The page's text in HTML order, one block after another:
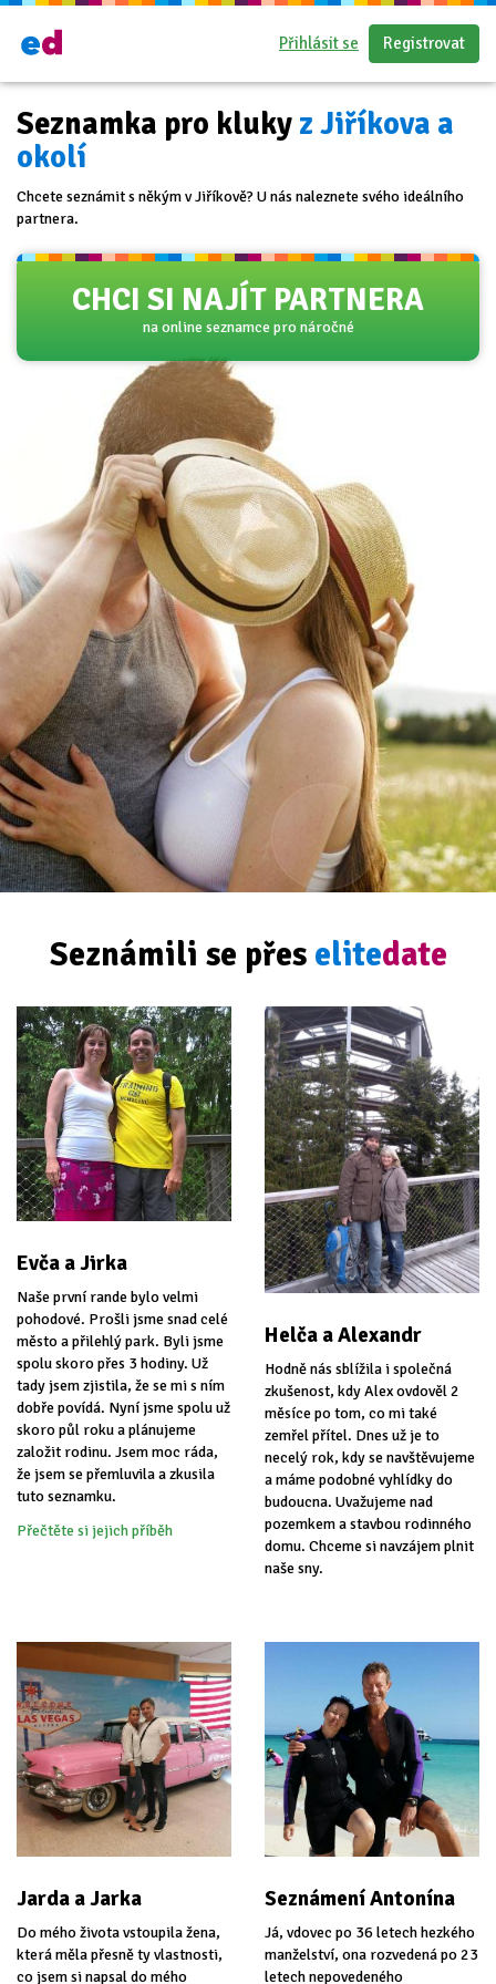
Přihlásit se Registrovat
Seznamka pro kluky z Jiříkova a
okolí
Chcete seznámit s někým v Jiříkově? U nás naleznete svého ideálního
partnera.
CHCI SI NAJÍT PARTNERA
na online seznamce pro náročné
Seznámili se přes elitedate
Evča a Jirka
Naše první rande bylo velmi
pohodové. Prošli jsme snad celé
město a přilehlý park. Byli jsme
spolu skoro přes 3 hodiny. Už
tady jsem zjistila, že se mi s ním
dobře povídá. Nyní jsme spolu už
skoro půl roku a plánujeme
založit rodinu. Jsem moc ráda,
že jsem se přemluvila a zkusila
tuto seznamku.
Přečtěte si jejich příběh
Helča a Alexandr
Hodně nás sblížila i společná
zkušenost, kdy Alex ovdověl 2
měsíce po tom, co mi také
zemřel přítel. Dnes už je to
necelý rok, kdy se navštěvujeme
a máme podobné vyhlídky do
budoucna. Uvažujeme nad
pozemkem a stavbou rodinného
domu. Chceme si navzájem plnit
naše sny.
Jarda a Jarka
Do mého života vstoupila žena,
která měla přesně ty vlastnosti,
co jsem si napsal do mého
Seznámení Antonína
Já, vdovec po 36 letech hezkého
manželství, ona rozvedená po 23
letech nepovedeného